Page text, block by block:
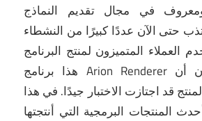
في مجال تقديم النماذج
حتى الآن عددًا كبيرًا من النشطاء
العملاء المتميزون لمنتج البرنامج
هذا برنامج Arion Renderer من قبل ويعتقدون أن
قد اجتازت الاختبار جيدًا. في هذا
المنتجات البرمجية التي أنتجتها